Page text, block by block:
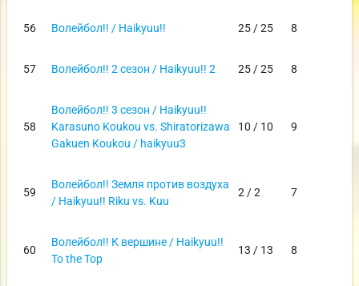
56 Волейбол!! / Haikyuu!! 25 / 25 8
57 Волейбол!! 2 сезон / Haikyuu!! 2 25 / 25 8
58
Волейбол!! 3 сезон / Haikyuu!!
Karasuno Koukou vs. Shiratorizawa
Gakuen Koukou / haikyuu3
10 / 10 9
59
Волейбол!! Земля против воздуха
/ Haikyuu!! Riku vs. Kuu
2 / 2 7
60
Волейбол!! К вершине / Haikyuu!!
To the Top
13 / 13 8